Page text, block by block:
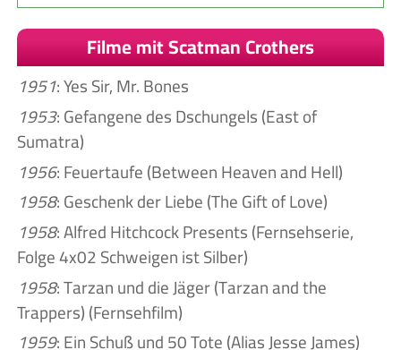
Filme mit Scatman Crothers
1951: Yes Sir, Mr. Bones
1953: Gefangene des Dschungels (East of
Sumatra)
1956: Feuertaufe (Between Heaven and Hell)
1958: Geschenk der Liebe (The Gift of Love)
1958: Alfred Hitchcock Presents (Fernsehserie,
Folge 4x02 Schweigen ist Silber)
1958: Tarzan und die Jäger (Tarzan and the
Trappers) (Fernsehfilm)
1959: Ein Schuß und 50 Tote (Alias Jesse James)